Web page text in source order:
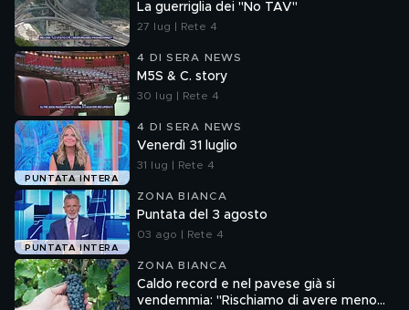
La guerriglia dei "No TAV"
27 lug | Rete 4
4 DI SERA NEWS
M5S & C. story
30 lug | Rete 4
PUNTATA INTERA
4 DI SERA NEWS
Venerdì 31 luglio
31 lug | Rete 4
PUNTATA INTERA
ZONA BIANCA
Puntata del 3 agosto
03 ago | Rete 4
ZONA BIANCA
Caldo record e nel pavese già si
vendemmia: "Rischiamo di avere meno